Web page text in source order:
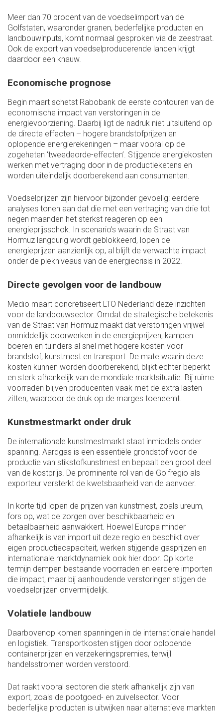
Meer dan 70 procent van de voedselimport van de
Golfstaten, waaronder granen, bederfelijke producten en
landbouwinputs, komt normaal gesproken via de zeestraat.
Ook de export van voedselproducerende landen krijgt
daardoor een knauw.
Economische prognose
Begin maart schetst Rabobank de eerste contouren van de
economische impact van verstoringen in de
energievoorziening. Daarbij ligt de nadruk niet uitsluitend op
de directe effecten – hogere brandstofprijzen en
oplopende energierekeningen – maar vooral op de
zogeheten ‘tweedeorde-effecten’. Stijgende energiekosten
werken met vertraging door in de productieketens en
worden uiteindelijk doorberekend aan consumenten.
Voedselprijzen zijn hiervoor bijzonder gevoelig: eerdere
analyses tonen aan dat die met een vertraging van drie tot
negen maanden het sterkst reageren op een
energieprijsschok. In scenario’s waarin de Straat van
Hormuz langdurig wordt geblokkeerd, lopen de
energieprijzen aanzienlijk op, al blijft de verwachte impact
onder de piekniveaus van de energiecrisis in 2022.
Directe gevolgen voor de landbouw
Medio maart concretiseert LTO Nederland deze inzichten
voor de landbouwsector. Omdat de strategische betekenis
van de Straat van Hormuz maakt dat verstoringen vrijwel
onmiddellijk doorwerken in de energieprijzen, kampen
boeren en tuinders al snel met hogere kosten voor
brandstof, kunstmest en transport. De mate waarin deze
kosten kunnen worden doorberekend, blijkt echter beperkt
en sterk afhankelijk van de mondiale marktsituatie. Bij ruime
voorraden blijven producenten vaak met de extra lasten
zitten, waardoor de druk op de marges toeneemt.
Kunstmestmarkt onder druk
De internationale kunstmestmarkt staat inmiddels onder
spanning. Aardgas is een essentiële grondstof voor de
productie van stikstofkunstmest en bepaalt een groot deel
van de kostprijs. De prominente rol van de Golfregio als
exporteur versterkt de kwetsbaarheid van de aanvoer.
In korte tijd lopen de prijzen van kunstmest, zoals ureum,
fors op, wat de zorgen over beschikbaarheid en
betaalbaarheid aanwakkert. Hoewel Europa minder
afhankelijk is van import uit deze regio en beschikt over
eigen productiecapaciteit, werken stijgende gasprijzen en
internationale marktdynamiek ook hier door. Op korte
termijn dempen bestaande voorraden en eerdere importen
die impact, maar bij aanhoudende verstoringen stijgen de
voedselprijzen onvermijdelijk.
Volatiele landbouw
Daarbovenop komen spanningen in de internationale handel
en logistiek. Transportkosten stijgen door oplopende
containerprijzen en verzekeringspremies, terwijl
handelsstromen worden verstoord.
Dat raakt vooral sectoren die sterk afhankelijk zijn van
export, zoals de pootgoed- en zuivelsector. Voor
bederfelijke producten is uitwijken naar alternatieve markten